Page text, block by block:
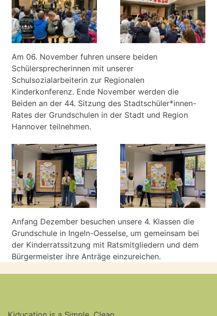
Am 06. November fuhren unsere beiden
Schülersprecherinnen mit unserer
Schulsozialarbeiterin zur Regionalen
Kinderkonferenz. Ende November werden die
Beiden an der 44. Sitzung des Stadtschüler*innen-
Rates der Grundschulen in der Stadt und Region
Hannover teilnehmen.
Anfang Dezember besuchen unsere 4. Klassen die
Grundschule in Ingeln-Oesselse, um gemeinsam bei
der Kinderratssitzung mit Ratsmitgliedern und dem
Bürgermeister ihre Anträge einzureichen.